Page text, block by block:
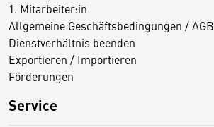
1. Mitarbeiter:in
Allgemeine Geschäftsbedingungen / AGB
Dienstverhältnis beenden
Exportieren / Importieren
Förderungen
Service